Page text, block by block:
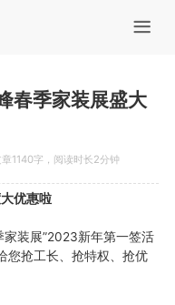
春季家装展盛大
1140字，阅读时长2分钟
优惠啦
装展”2023新年第一签活
您抢工长、抢特权、抢优